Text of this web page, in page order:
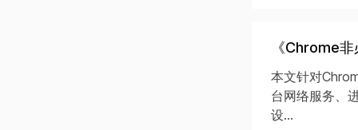
《Chrome
本文针对
台网络服务、
设...